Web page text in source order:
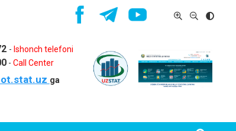
- Ishonch telefoni
- Call Center
ga